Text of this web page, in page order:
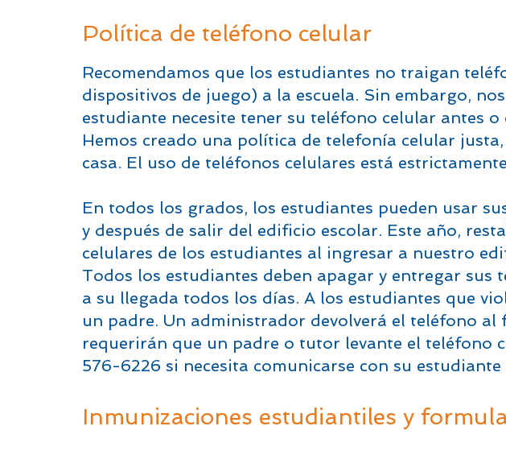
Política de teléfono celular
Recomendamos que los estudiantes no traigan
dispositivos de juego) a la escuela. Sin embargo,
estudiante necesite tener su teléfono celular antes
Hemos creado una política de telefonía celular
casa. El uso de teléfonos celulares está
En todos los grados, los estudiantes pueden usar
y después de salir del edificio escolar. Este año,
celulares de los estudiantes al ingresar a nuestro
Todos los estudiantes deben apagar y entregar
a su llegada todos los días. A los estudiantes que
un padre. Un administrador devolverá el teléfono
requerirán que un padre o tutor levante el teléfono
576-6226 si necesita comunicarse con su
Inmunizaciones estudiantiles y